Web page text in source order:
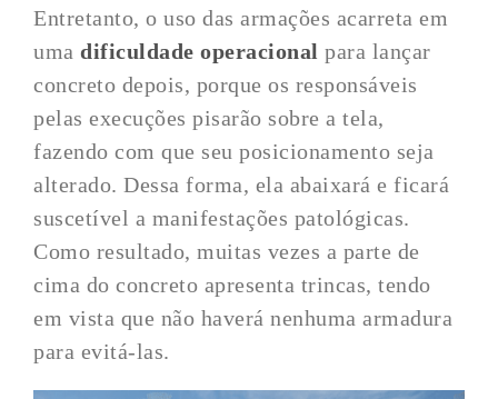
Entretanto, o uso das armações acarreta em
umadificuldade operacionalpara lançar
concreto depois, porque os responsáveis
pelas execuções pisarão sobre a tela,
fazendo com que seu posicionamento seja
alterado. Dessa forma, ela abaixará e ficará
suscetível a manifestações patológicas.
Como resultado, muitas vezes a parte de
cima do concreto apresenta trincas, tendo
em vista que não haverá nenhuma armadura
para evitá-las.